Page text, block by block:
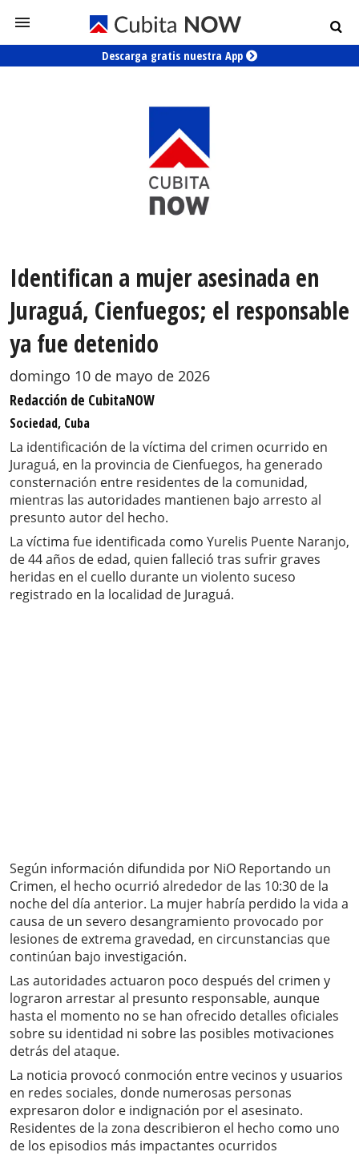
Descarga gratis nuestra App
Identifican a mujer asesinada en
Juraguá, Cienfuegos; el responsable
ya fue detenido
domingo 10 de mayo de 2026
Redacción de CubitaNOW
Sociedad, Cuba
La identificación de la víctima del crimen ocurrido en
Juraguá, en la provincia de Cienfuegos, ha generado
consternación entre residentes de la comunidad,
mientras las autoridades mantienen bajo arresto al
presunto autor del hecho.
La víctima fue identificada como Yurelis Puente Naranjo,
de 44 años de edad, quien falleció tras sufrir graves
heridas en el cuello durante un violento suceso
registrado en la localidad de Juraguá.
Según información difundida por NiO Reportando un
Crimen, el hecho ocurrió alrededor de las 10:30 de la
noche del día anterior. La mujer habría perdido la vida a
causa de un severo desangramiento provocado por
lesiones de extrema gravedad, en circunstancias que
continúan bajo investigación.
Las autoridades actuaron poco después del crimen y
lograron arrestar al presunto responsable, aunque
hasta el momento no se han ofrecido detalles oficiales
sobre su identidad ni sobre las posibles motivaciones
detrás del ataque.
La noticia provocó conmoción entre vecinos y usuarios
en redes sociales, donde numerosas personas
expresaron dolor e indignación por el asesinato.
Residentes de la zona describieron el hecho como uno
de los episodios más impactantes ocurridos